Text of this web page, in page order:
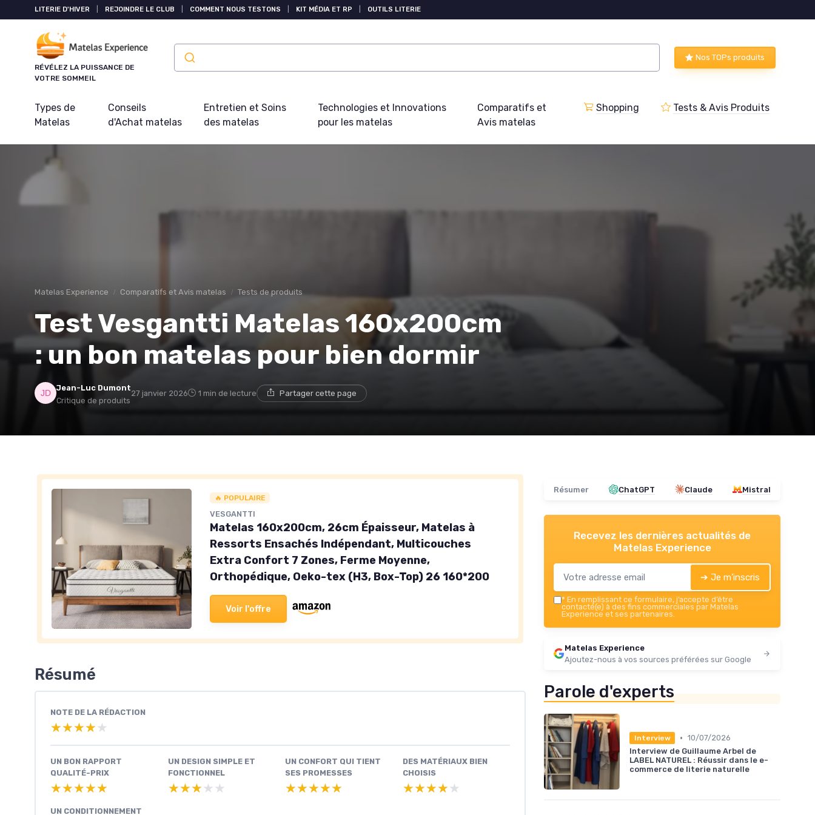
LITERIE D'HIVER REJOINDRE LE CLUB COMMENT NOUS TESTONS KIT MÉDIA ET RP OUTILS LITERIE
RÉVÉLEZ LA PUISSANCE DE
VOTRE SOMMEIL
Nos TOPs produits
Types de
Matelas
Conseils
d'Achat matelas
Entretien et Soins
des matelas
Technologies et Innovations
pour les matelas
Comparatifs et
Avis matelas
Shopping Tests & Avis Produits
Matelas Experience Comparatifs et Avis matelas Tests de produits
Test Vesgantti Matelas 160x200cm
: un bon matelas pour bien dormir
Jean-Luc Dumont
Critique de produits
27 janvier 2026 1 min de lecture Partager cette page
🔥 POPULAIRE
VESGANTTI
Matelas 160x200cm, 26cm Épaisseur, Matelas à
Ressorts Ensachés Indépendant, Multicouches
Extra Confort 7 Zones, Ferme Moyenne,
Orthopédique, Oeko-tex (H3, Box-Top) 26 160*200
Voir l'offre
Résumé
NOTE DE LA RÉDACTION
★★★★★
★★★★★
UN BON RAPPORT
QUALITÉ-PRIX
★★★★★
★★★★★
UN DESIGN SIMPLE ET
FONCTIONNEL
★★★★★
★★★★★
UN CONFORT QUI TIENT
SES PROMESSES
★★★★★
★★★★★
DES MATÉRIAUX BIEN
CHOISIS
★★★★★
★★★★★
UN CONDITIONNEMENT
Résumer ChatGPT Claude Mistral
Recevez les dernières actualités de
Matelas Experience
➔ Je m'inscris
* En remplissant ce formulaire, j’accepte d’être
contacté(e) à des fins commerciales par Matelas
Experience et ses partenaires.
Matelas Experience
Ajoutez-nous à vos sources préférées sur Google
Parole d'experts
Interview • 10/07/2026
Interview de Guillaume Arbel de
LABEL NATUREL : Réussir dans le e-
commerce de literie naturelle
Panneau de gestion des cookies